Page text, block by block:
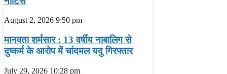
August 2, 2026 9:50 pm
मानवता शर्मसार : 13 वर्षीय नाबालिग से
दुष्कर्म के आरोप में चांदमल यदु गिरफ्तार
July 29, 2026 10:28 pm